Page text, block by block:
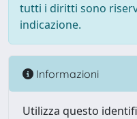
tutti i diritti sono
indicazione.
Informazioni
Utilizza questo